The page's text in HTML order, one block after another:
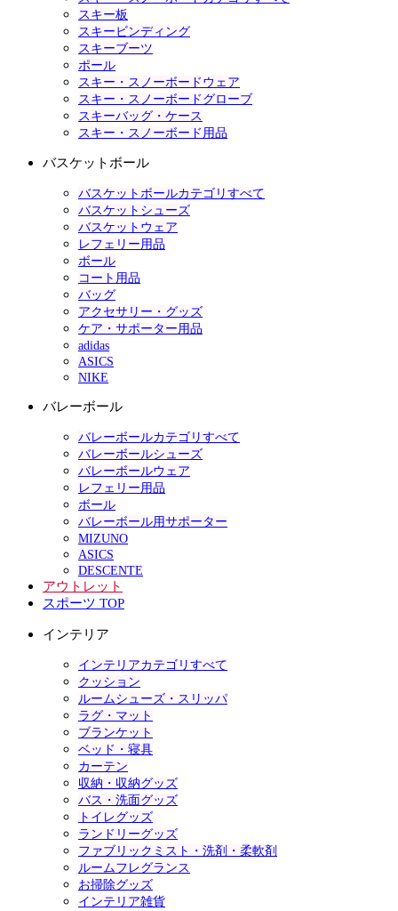
スキー板
スキービンディング
スキーブーツ
ポール
スキー・スノーボードウェア
スキー・スノーボードグローブ
スキーバッグ・ケース
スキー・スノーボード用品
バスケットボール
バスケットボールカテゴリすべて
バスケットシューズ
バスケットウェア
レフェリー用品
ボール
コート用品
バッグ
アクセサリー・グッズ
ケア・サポーター用品
adidas
ASICS
NIKE
バレーボール
バレーボールカテゴリすべて
バレーボールシューズ
バレーボールウェア
レフェリー用品
ボール
バレーボール用サポーター
MIZUNO
ASICS
DESCENTE
アウトレット
スポーツ TOP
インテリア
インテリアカテゴリすべて
クッション
ルームシューズ・スリッパ
ラグ・マット
ブランケット
ベッド・寝具
カーテン
収納・収納グッズ
バス・洗面グッズ
トイレグッズ
ランドリーグッズ
ファブリックミスト・洗剤・柔軟剤
ルームフレグランス
お掃除グッズ
インテリア雑貨